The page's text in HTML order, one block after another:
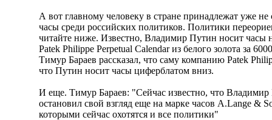
А вот главному человеку в стране принадлежат уже не
часы среди российских политиков. Политики
читайте ниже. Известно, Владимир Путин носит часы
Patek Philippe Perpetual Calendar из белого золота за
Тимур Бараев рассказал, что саму компанию Patek
что Путин носит часы циферблатом вниз.
И еще. Тимур Бараев: "Сейчас известно, что
остановил свой взгляд еще на марке часов A.Lange &
которыми сейчас охотятся и все политики"